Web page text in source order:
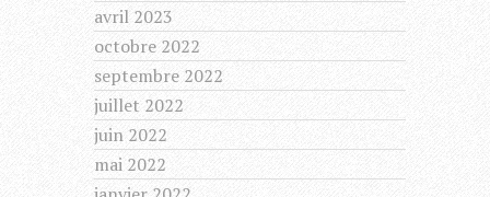
avril 2023
octobre 2022
septembre 2022
juillet 2022
juin 2022
mai 2022